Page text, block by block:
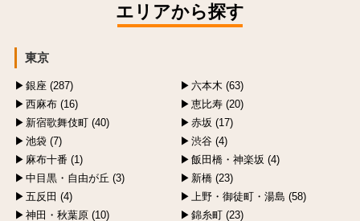
エリアから探す
東京
銀座 (287)
六本木 (63)
西麻布 (16)
恵比寿 (20)
新宿歌舞伎町 (40)
赤坂 (17)
池袋 (7)
渋谷 (4)
麻布十番 (1)
飯田橋・神楽坂 (4)
中目黒・自由が丘 (3)
新橋 (23)
五反田 (4)
上野・御徒町・湯島 (58)
神田・秋葉原 (10)
錦糸町 (23)